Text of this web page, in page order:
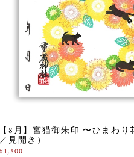
【8月】宮猫御朱印 〜ひまわり
／見開き）